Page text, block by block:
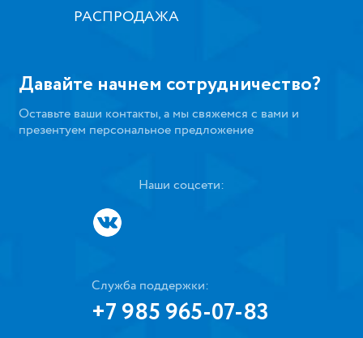
РАСПРОДАЖА
Давайте начнем сотрудничество?
Оставьте ваши контакты, а мы свяжемся с вами и
презентуем персональное предложение
Наши соцсети:
Служба поддержки:
+7 985 965-07-83